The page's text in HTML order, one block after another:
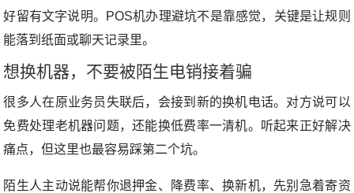
好留有文字说明。POS机办理避坑不是靠感觉，关键是让规则
能落到纸面或聊天记录里。
想换机器，不要被陌生电销接着骗
很多人在原业务员失联后，会接到新的换机电话。对方说可以
免费处理老机器问题，还能换低费率一清机。听起来正好解决
痛点，但这里也最容易踩第二个坑。
陌生人主动说能帮你退押金、降费率、换新机，先别急着寄资